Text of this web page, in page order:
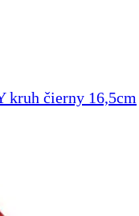
kruh čierny 16,5cm